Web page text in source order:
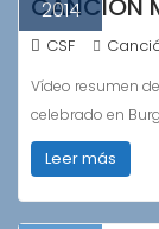
2014
CANCIÓN
CSF
Vídeo resumen
celebrado en
Leer más